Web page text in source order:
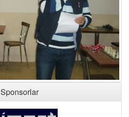
Sponsorlar